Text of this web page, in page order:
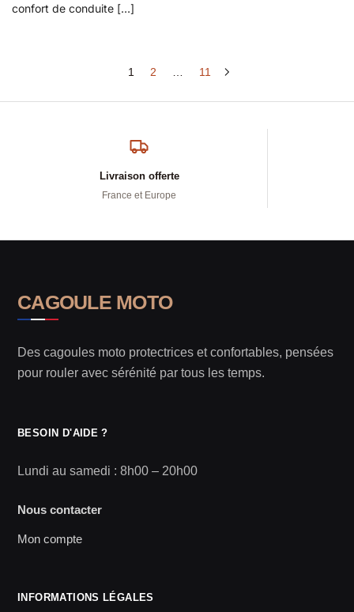
confort de conduite […]
1 2 11
Livraison offerte
France et Europe
CAGOULE MOTO
Des cagoules moto protectrices et confortables, pensées
pour rouler avec sérénité par tous les temps.
BESOIN D'AIDE ?
Lundi au samedi : 8h00 – 20h00
Nous contacter
Mon compte
INFORMATIONS LÉGALES